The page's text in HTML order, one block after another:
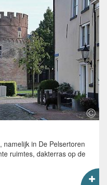
in De Pelsertoren
ruimtes, dakterras op de